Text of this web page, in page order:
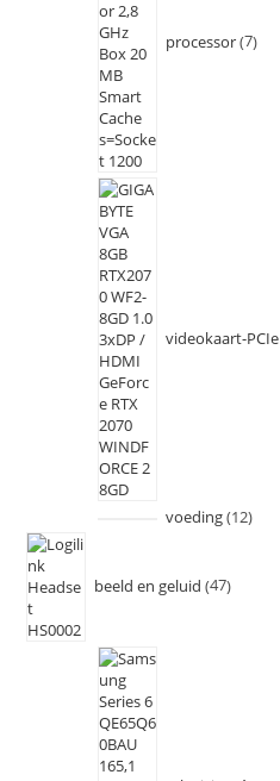
processor 7
videokaart-PCIe
voeding 12
beeld en geluid 47